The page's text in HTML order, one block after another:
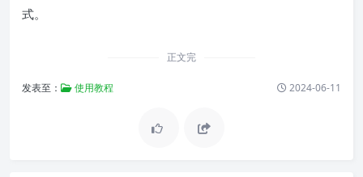
式。
正文完
发表至： 使用教程 2024-06-11